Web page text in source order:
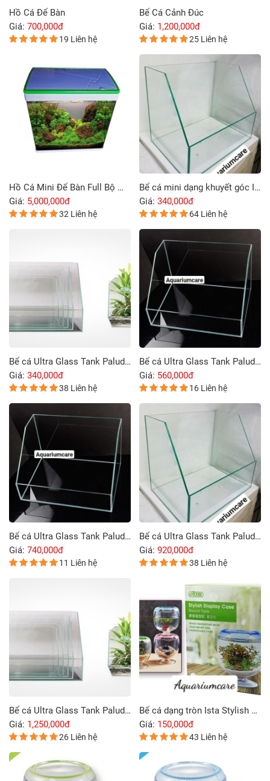
Hồ Cá Để Bàn
Giá: 700,000đ
19 Liên hệ
Bể Cá Cảnh Đúc
Giá: 1,200,000đ
25 Liên hệ
Hồ Cá Mini Để Bàn Full Bộ MJ-M260
Giá: 5,000,000đ
32 Liên hệ
Bể cá mini dạng khuyết góc Ista Ultra Glass Tank Paludarium
Giá: 340,000đ
64 Liên hệ
Bể cá Ultra Glass Tank Paludarium 35 x 22 x 23 cm
Giá: 340,000đ
38 Liên hệ
Bể cá Ultra Glass Tank Paludarium 40 x 25 x 26 cm
Giá: 560,000đ
16 Liên hệ
Bể cá Ultra Glass Tank Paludarium 45 x 28 x 29 cm
Giá: 740,000đ
11 Liên hệ
Bể cá Ultra Glass Tank Paludarium 50 x 31 x 32 cm
Giá: 920,000đ
38 Liên hệ
Bể cá Ultra Glass Tank Paludarium 60 x 35 x 36 cm
Giá: 1,250,000đ
26 Liên hệ
Bể cá dạng tròn Ista Stylish Display Round Tank
Giá: 150,000đ
43 Liên hệ